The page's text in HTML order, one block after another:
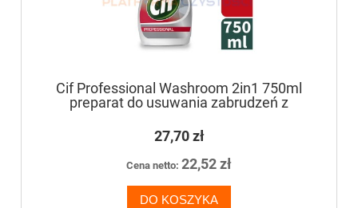
Cif Professional Washroom 2in1 750ml
preparat do usuwania zabrudzeń z
27,70 zł
Cena netto: 22,52 zł
DO KOSZYKA